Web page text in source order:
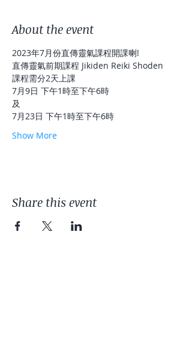
About the event
2023年7月份直傳靈氣課程開課喇!
直傳靈氣前期課程 Jikiden Reiki Shoden
課程需分2天上課
7月9日 下午1時至下午6時
及
7月23日 下午1時至下午6時
Show More
Share this event